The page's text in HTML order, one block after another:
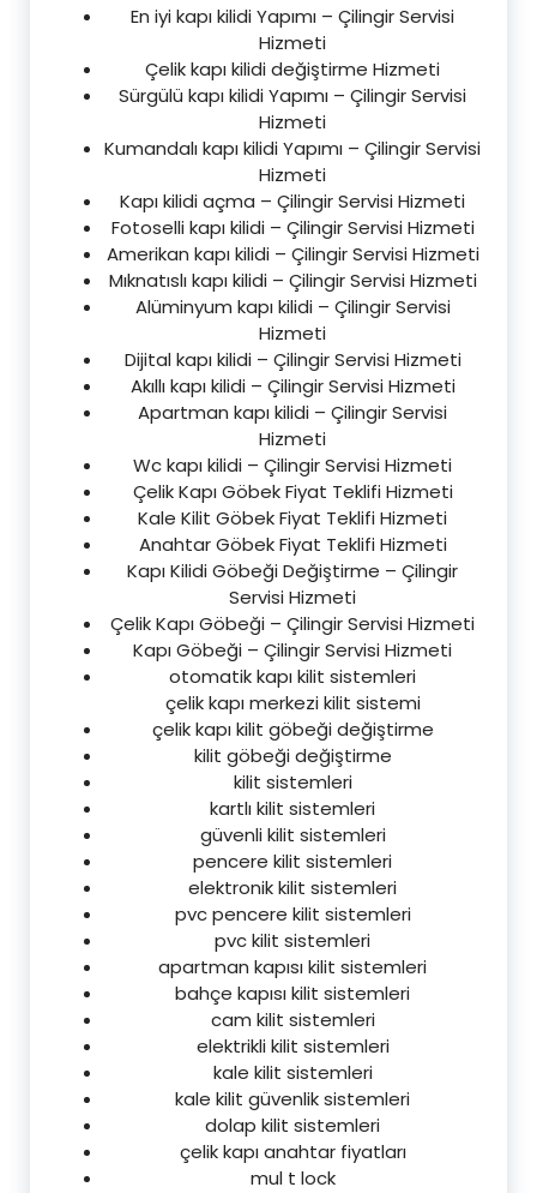
En iyi kapı kilidi Yapımı – Çilingir Servisi
Hizmeti
Çelik kapı kilidi değiştirme Hizmeti
Sürgülü kapı kilidi Yapımı – Çilingir Servisi
Hizmeti
Kumandalı kapı kilidi Yapımı – Çilingir Servisi
Hizmeti
Kapı kilidi açma – Çilingir Servisi Hizmeti
Fotoselli kapı kilidi – Çilingir Servisi Hizmeti
Amerikan kapı kilidi – Çilingir Servisi Hizmeti
Mıknatıslı kapı kilidi – Çilingir Servisi Hizmeti
Alüminyum kapı kilidi – Çilingir Servisi
Hizmeti
Dijital kapı kilidi – Çilingir Servisi Hizmeti
Akıllı kapı kilidi – Çilingir Servisi Hizmeti
Apartman kapı kilidi – Çilingir Servisi
Hizmeti
Wc kapı kilidi – Çilingir Servisi Hizmeti
Çelik Kapı Göbek Fiyat Teklifi Hizmeti
Kale Kilit Göbek Fiyat Teklifi Hizmeti
Anahtar Göbek Fiyat Teklifi Hizmeti
Kapı Kilidi Göbeği Değiştirme – Çilingir
Servisi Hizmeti
Çelik Kapı Göbeği – Çilingir Servisi Hizmeti
Kapı Göbeği – Çilingir Servisi Hizmeti
otomatik kapı kilit sistemleri
çelik kapı merkezi kilit sistemi
çelik kapı kilit göbeği değiştirme
kilit göbeği değiştirme
kilit sistemleri
kartlı kilit sistemleri
güvenli kilit sistemleri
pencere kilit sistemleri
elektronik kilit sistemleri
pvc pencere kilit sistemleri
pvc kilit sistemleri
apartman kapısı kilit sistemleri
bahçe kapısı kilit sistemleri
cam kilit sistemleri
elektrikli kilit sistemleri
kale kilit sistemleri
kale kilit güvenlik sistemleri
dolap kilit sistemleri
çelik kapı anahtar fiyatları
mul t lock